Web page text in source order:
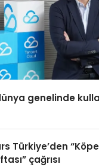
genelinde
Türkiye’den
çağrısı